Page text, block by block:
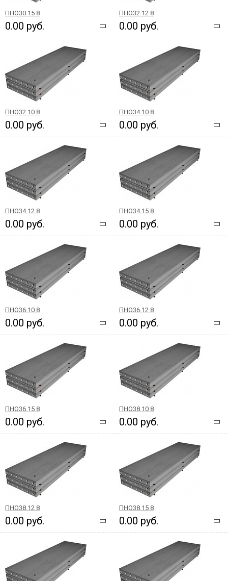
ПНО30.15 8
0.00 руб.
ПНО32.12 8
0.00 руб.
ПНО32.10 8
0.00 руб.
ПНО34.10 8
0.00 руб.
ПНО34.12 8
0.00 руб.
ПНО34.15 8
0.00 руб.
ПНО36.10 8
0.00 руб.
ПНО36.12 8
0.00 руб.
ПНО36.15 8
0.00 руб.
ПНО38.10 8
0.00 руб.
ПНО38.12 8
0.00 руб.
ПНО38.15 8
0.00 руб.